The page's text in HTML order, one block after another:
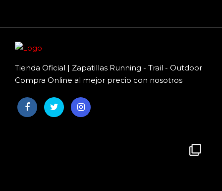
Tienda Oficial | Zapatillas Running - Trail - Outdoor
Compra Online al mejor precio con nosotros